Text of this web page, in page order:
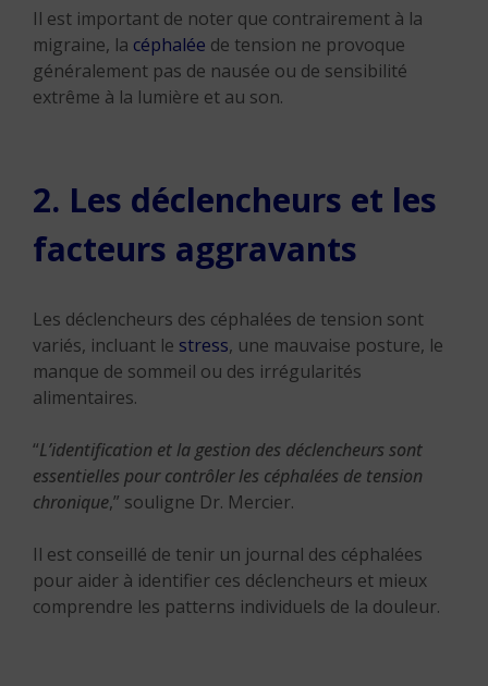
Il est important de noter que contrairement à la
migraine, la céphalée de tension ne provoque
généralement pas de nausée ou de sensibilité
extrême à la lumière et au son.
2. Les déclencheurs et les
facteurs aggravants
Les déclencheurs des céphalées de tension sont
variés, incluant le stress, une mauvaise posture, le
manque de sommeil ou des irrégularités
alimentaires.
“L’identification et la gestion des déclencheurs sont
essentielles pour contrôler les céphalées de tension
chronique,” souligne Dr. Mercier.
Il est conseillé de tenir un journal des céphalées
pour aider à identifier ces déclencheurs et mieux
comprendre les patterns individuels de la douleur.